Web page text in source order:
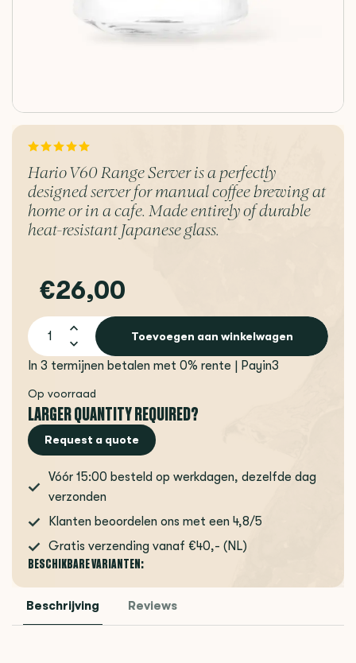
Hario V60 Range Server is a perfectly
designed server for manual coffee brewing at
home or in a cafe. Made entirely of durable
heat-resistant Japanese glass.
€26,00
Toevoegen aan winkelwagen
In 3 termijnen betalen met 0% rente | Payin3
Op voorraad
LARGER QUANTITY REQUIRED?
Request a quote
Vóór 15:00 besteld op werkdagen, dezelfde dag
verzonden
Klanten beoordelen ons met een 4,8/5
Gratis verzending vanaf €40,- (NL)
BESCHIKBARE VARIANTEN:
Beschrijving Reviews